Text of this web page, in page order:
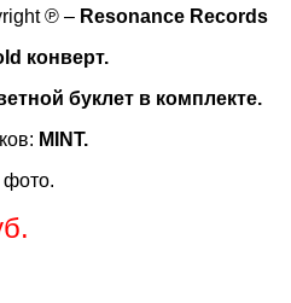
℗ – Resonance Records
конверт.
буклет в комплекте.
MINT.
фото.